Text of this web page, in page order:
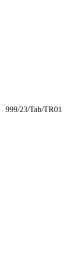
999/23/Tab/TR01